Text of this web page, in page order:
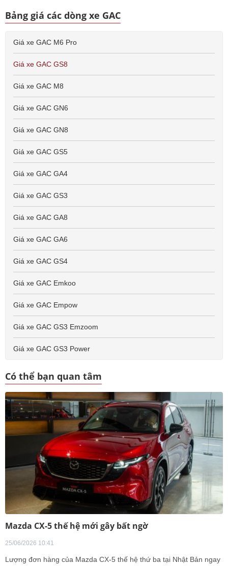
Bảng giá các dòng xe GAC
Giá xe GAC M6 Pro
Giá xe GAC GS8
Giá xe GAC M8
Giá xe GAC GN6
Giá xe GAC GN8
Giá xe GAC GS5
Giá xe GAC GA4
Giá xe GAC GS3
Giá xe GAC GA8
Giá xe GAC GA6
Giá xe GAC GS4
Giá xe GAC Emkoo
Giá xe GAC Empow
Giá xe GAC GS3 Emzoom
Giá xe GAC GS3 Power
Có thể bạn quan tâm
Mazda CX-5 thế hệ mới gây bất ngờ
25/06/2026 10:41
Lượng đơn hàng của Mazda CX-5 thế hệ thứ ba tại Nhật Bản ngay